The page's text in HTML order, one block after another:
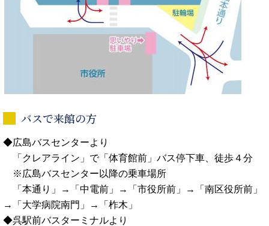
バスで来館の方
◆広島バスセンターより
「クレアライン」で「体育館前」バス停下車、徒歩４分
※広島バスセンター以降の乗車場所
「本通り」→「中電前」→「市役所前」→「南区役所前」
→「大学病院南門」→「柞木」
◆呉駅前バスターミナルより